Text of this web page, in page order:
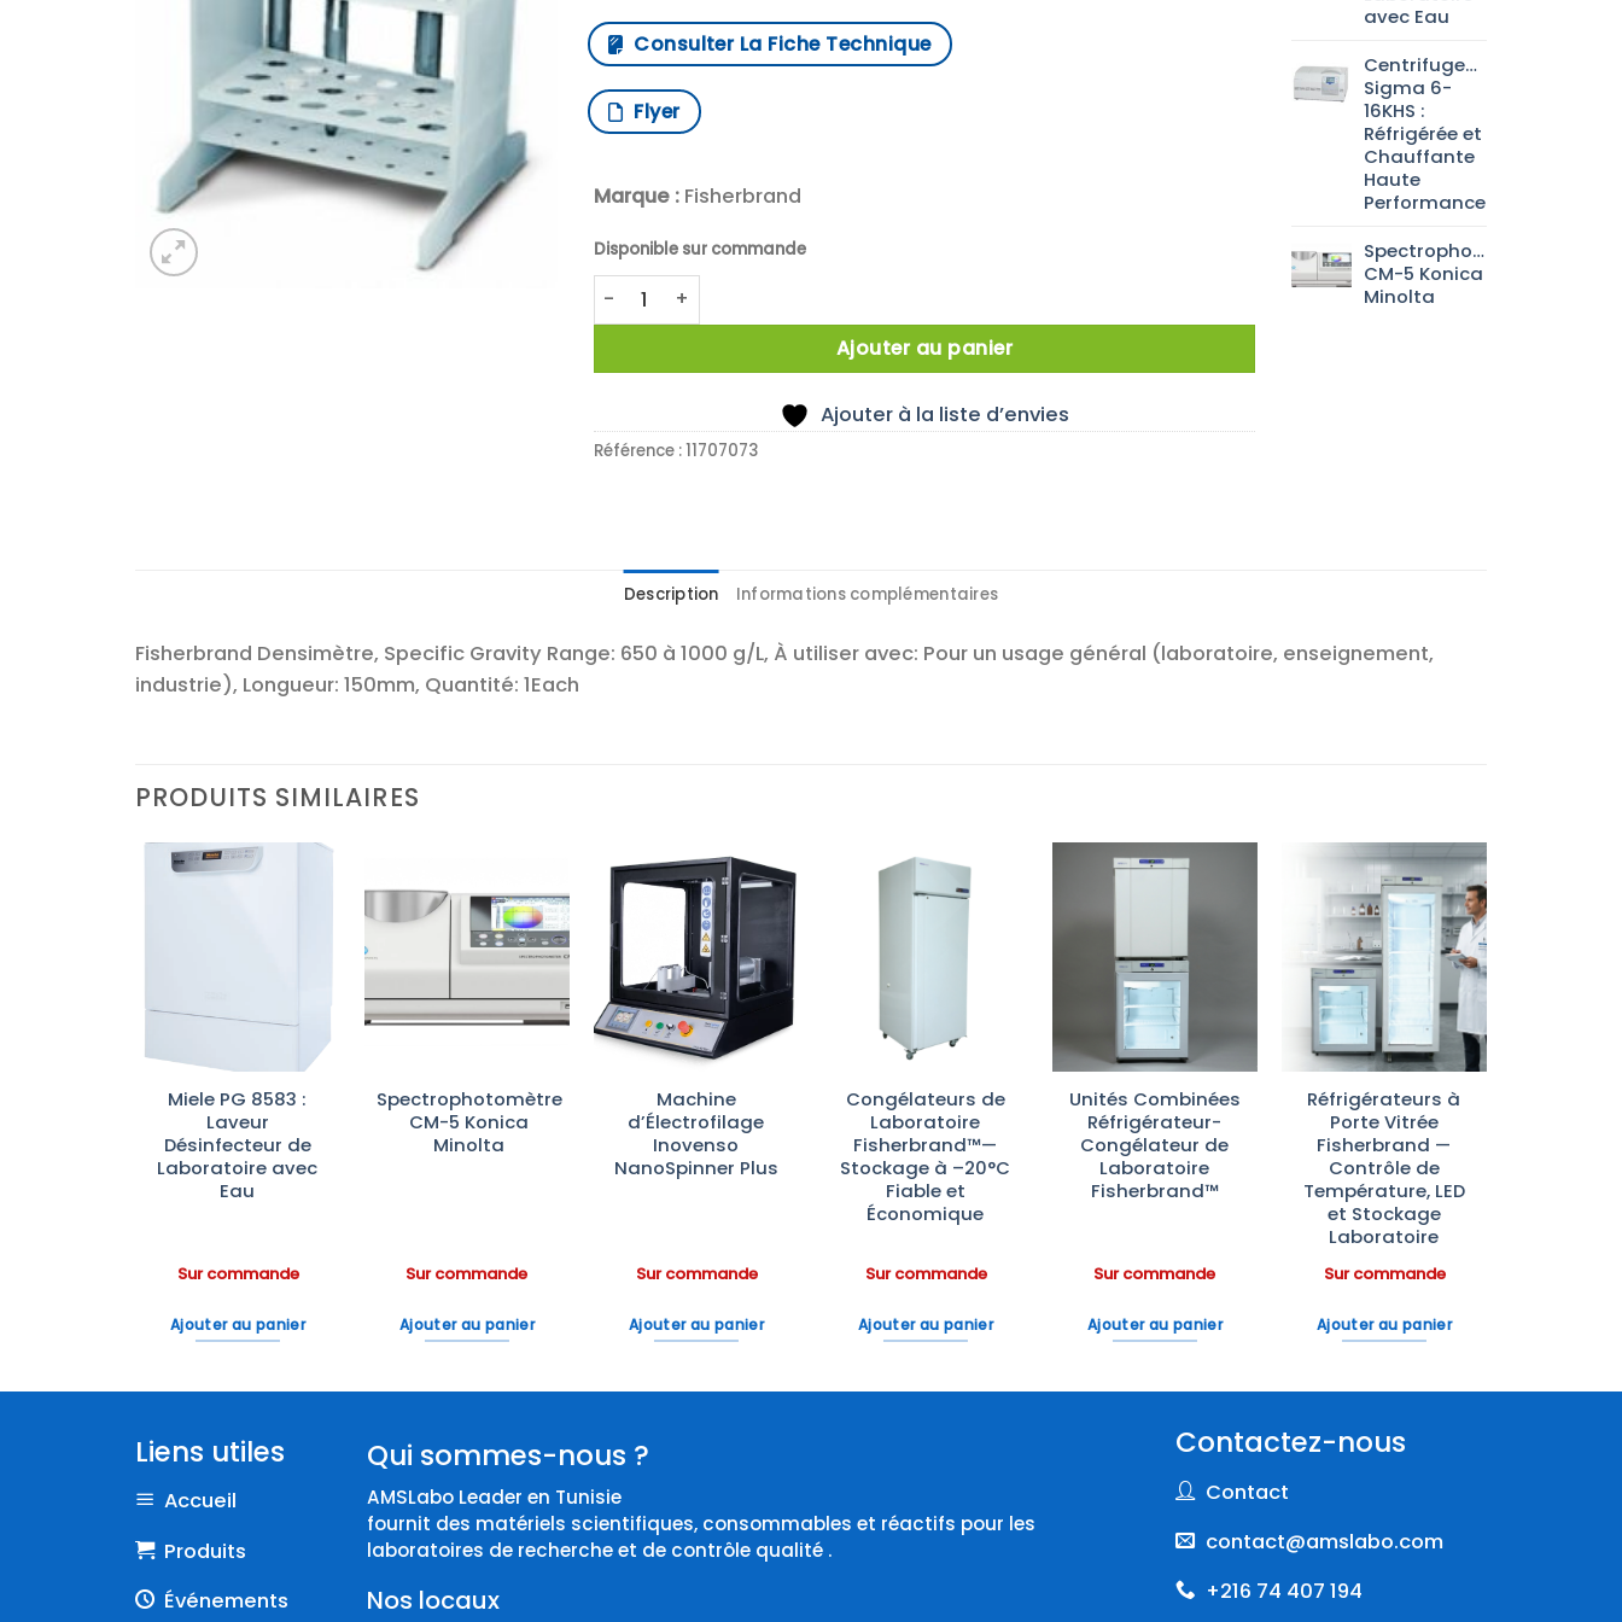
Consulter La Fiche Technique
Flyer
Marque :Fisherbrand
Disponible sur commande
quantité de DENSIMETRE 650-1000G/L
Ajouter au panier
Ajouter à la liste d’envies
Référence :11707073
avec Eau
Centrifugeuse
Sigma 6-
16KHS :
Réfrigérée et
Chauffante
Haute
Performance
Spectrophotomètre
CM-5 Konica
Minolta
Description Informations complémentaires
Fisherbrand Densimètre, Specific Gravity Range: 650 à 1000 g/L, À utiliser avec: Pour un usage général (laboratoire, enseignement,
industrie), Longueur: 150mm, Quantité: 1Each
PRODUITS SIMILAIRES
Miele PG 8583 :
Laveur
Désinfecteur de
Laboratoire avec
Eau
Sur commande
Ajouter au panier
Ajouter
Spectrophotomètre
CM-5 Konica
Minolta
Sur commande
Ajouter au panier
Ajouter
à la liste
d’envies
Machine
d’Électrofilage
Inovenso
NanoSpinner Plus
Sur commande
Ajouter au panier
Congélateurs de
Laboratoire
Fisherbrand™—
Stockage à –20°C
Fiable et
Économique
Sur commande
Ajouter au panier
Ajouter
à la liste
Unités Combinées
Réfrigérateur-
Congélateur de
Laboratoire
Fisherbrand™
Sur commande
Ajouter au panier
Ajouter
à la liste
d’envies
Réfrigérateurs à
Porte Vitrée
Fisherbrand —
Contrôle de
Température, LED
et Stockage
Laboratoire
Sur commande
Ajouter au panier
Liens utiles
Accueil
Produits
Événements
Qui sommes-nous ?
AMSLabo Leader en Tunisie
fournit des matériels scientifiques, consommables et réactifs pour les
laboratoires de recherche et de contrôle qualité .
Nos locaux
Contactez-nous
Contact
contact@amslabo.com
+216 74 407 194